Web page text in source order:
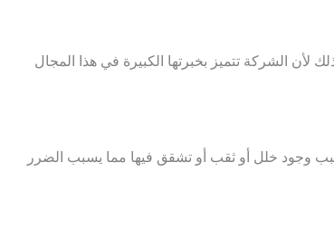
لأن الشركة تتميز بخبرتها الكبيرة في هذا المجال
وجود خلل أو ثقب أو تشقق فيها مما يسبب الضرر